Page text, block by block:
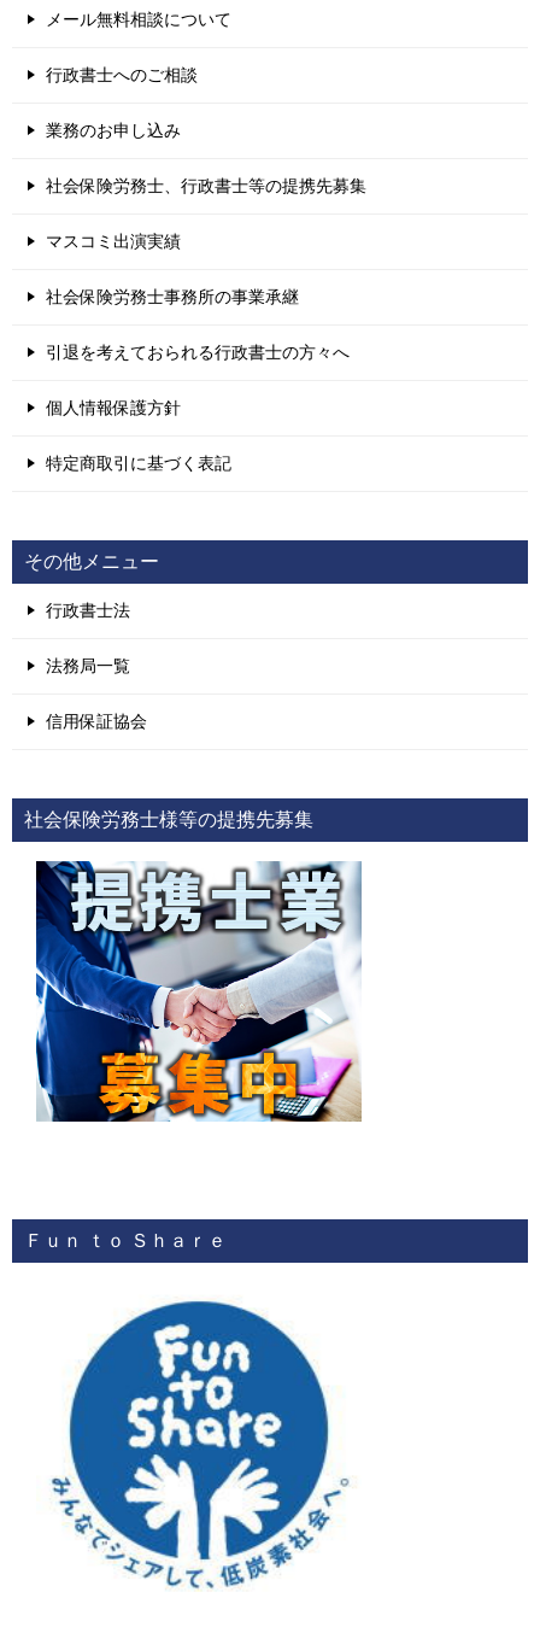
メール無料相談について
行政書士へのご相談
業務のお申し込み
社会保険労務士、行政書士等の提携先募集
マスコミ出演実績
社会保険労務士事務所の事業承継
引退を考えておられる行政書士の方々へ
個人情報保護方針
特定商取引に基づく表記
その他メニュー
行政書士法
法務局一覧
信用保証協会
社会保険労務士様等の提携先募集
Ｆｕｎ ｔｏ Ｓｈａｒｅ